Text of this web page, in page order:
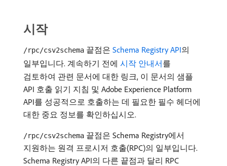
시작
/rpc/csv2schema 끝점은 Schema Registry API의
일부입니다. 계속하기 전에 시작 안내서를
검토하여 관련 문서에 대한 링크, 이 문서의 샘플
API 호출 읽기 지침 및 Adobe Experience Platform
API를 성공적으로 호출하는 데 필요한 필수 헤더에
대한 중요 정보를 확인하십시오.
/rpc/csv2schema 끝점은 Schema Registry에서
지원하는 원격 프로시저 호출(RPC)의 일부입니다.
Schema Registry API의 다른 끝점과 달리 RPC